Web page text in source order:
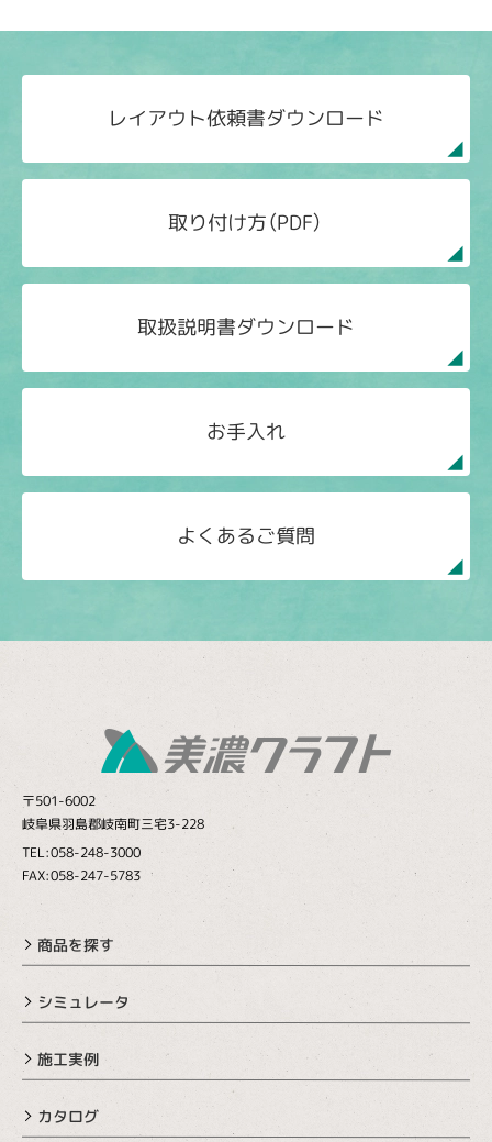
レイアウト依頼書ダウンロード
取り付け方（PDF）
取扱説明書ダウンロード
お手入れ
よくあるご質問
〒501-6002
岐阜県羽島郡岐南町三宅3-228
TEL:058-248-3000
FAX:058-247-5783
商品を探す
シミュレータ
施工実例
カタログ